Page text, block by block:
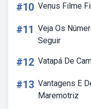
#10 Venus Filme
#11 Veja Os
Seguir
#12 Vatapá De
#13 Vantagens E
Maremotriz